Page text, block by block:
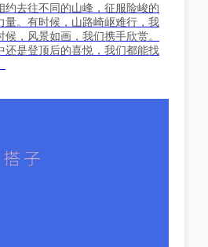
约去往不同的山峰，征服险峻的
量。有时候，山路崎岖难行，我
，风景如画，我们携手欣赏。
还是登顶后的喜悦，我们都能找